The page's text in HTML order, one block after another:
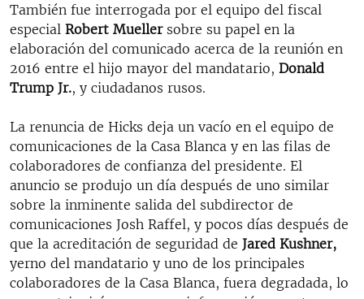
También fue interrogada por el equipo del fiscal
especial Robert Mueller sobre su papel en la
elaboración del comunicado acerca de la reunión en
2016 entre el hijo mayor del mandatario, Donald
Trump Jr., y ciudadanos rusos.
La renuncia de Hicks deja un vacío en el equipo de
comunicaciones de la Casa Blanca y en las filas de
colaboradores de confianza del presidente. El
anuncio se produjo un día después de uno similar
sobre la inminente salida del subdirector de
comunicaciones Josh Raffel, y pocos días después de
que la acreditación de seguridad de Jared Kushner,
yerno del mandatario y uno de los principales
colaboradores de la Casa Blanca, fuera degradada, lo